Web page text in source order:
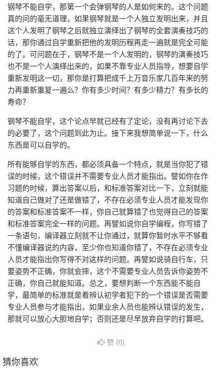
钢琴不能自学，那第一个会弹钢琴的人是如何来的。这个问题
真的问的毫无道理，如果钢琴就是一个人独立发明出来，并且
这个人发明了钢琴之后就独立演绎出了钢琴的全套演奏技巧的
话，那你通过自学重新把他的发明历程再走一遍就是完全可能
的了。可问题在于，钢琴不是一个人发明的，钢琴的演奏技巧
也不是一个人演绎出来的，如果不靠专业人员指导，想要自学
重新发明这一切，那你是打算把成千上万音乐家几百年来的努
力再重新重复一遍么？你有多少时间？有多少精力？有多长的
寿命？
钢琴不能自学，这个论点早就已经有了定论，没有再讨论下去
的必要了，这个问题到此为止。接下来我想简单说一下，什么
东西是可以自学的。
所有能够自学的东西，都必须具备一个特点，就是当你犯了错
误的时候，这个错误并不需要专业人员才能指出。譬如你在作
习题的时候，算出答案以后，和标准答案对比一下，立刻就能
知道自己做对了还是做错了，不存在必须专业人员才能发现你
的答案和标准答案不一样，你自己就算错了也觉得自己的答案
和标准答案完全一样的问题。再譬如说你自学编程，你写错了
一条语句，编译器立刻就不让你通过，就算你暂时水平不够看
不懂编译器说的内容，至少你也知道你错了，不存在必须专业
人员才能指出你写得不对这样的问题。再譬如说骑自行车，只
要姿势不正确，你就会摔，这个不需要专业人员告诉你姿势不
正确，你自己就能知道。总之，要想判断一个东西能不能自
学，最简单的标准就是看辨认初学者犯下的一个错误是否需要
专业人员参与才能指出，如果业余人员也能辨认错误的发生，
那就可以放心大胆地自学；否则还是尽早放弃自学的打算吧。
赞 (0)
猜你喜欢